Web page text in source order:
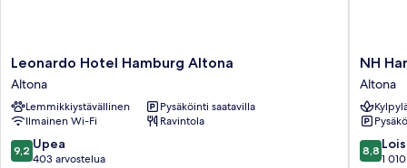
Leonardo
Hotel
Hamburg
Altona
Altona
Leonardo Hotel Hamburg Altona
Altona
Lemmikkiystävällinen
Pysäköinti saatavilla
Ilmainen Wi-Fi
Ravintola
9.2
kautta
9,2 Upea
403 arvostelua
NH
Altona
Altona
NH
Altona
8.8
kautta
8,8
1